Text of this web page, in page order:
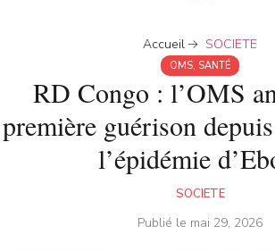
Accueil SOCIETE
OMS, SANTÉ
RD Congo : l’OMS
première guérison
l’épidémie
SOCIETE
Publié le mai 29, 2026